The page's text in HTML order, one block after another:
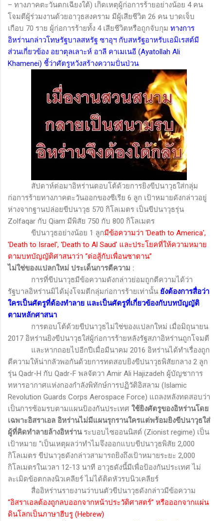
– ทางภาคตะวันตกเฉียงใต้) เกิดเหตุผู้ก่อการร้ายอย่างน้อย 4 คน
โจมตีผู้ร่วมงานด้วยอาวุธสงคราม มีผู้เสียชีวิต 26 คน บาดเจ็บ
เกือบ 70 ราย ผู้ก่อการร้ายทั้ง 4 เสียชีวิตหรือถูกจับกุม ทางการ
อิหร่านกล่าวโทษรัฐบาลสหรัฐ ซาอุฯ กับสหรัฐอาหรับเอมิเรสต์มี
ส่วนเกี่ยวข้อง อยาตุลเลาะห์ อาลี คาเมเนอี (Ayatollah Ali
Khamenei) ชี้ว่าศัตรูหวังสร้างความปั่นป่วน
สัปดาห์ต่อมาอิหร่านตอบโต้ด้วยการยิงขีปนาวุธใส่กลุ่ม
ก่อการร้ายทางภาคตะวันออกของซีเรีย 6 ลูก เป้าหมายดังกล่าวอยู่
ห่างจากฐานปล่อยขีปนาวุธ 570 กิโลเมตร เป็นขีปนาวุธรุ่น
Zolfaqar กับ Qiam มีพิสัย 750 กับ 800 กิโลเมตร
ขีปนาวุธอย่างน้อย 1 ลูกมีข้อความว่า 'Death to America',
'Death to Israel', 'Death to Al Saud' และประโยคที่ให้ความหมาย
ตามบทบัญญัติศาสนาว่า “ต่อสู้กับเพื่อนซาตาน”
ไม่ใช่ของแปลกใหม่ ประเด็นการตีความ :
การที่ขีปนาวุธมีข้อความดังกล่าวย่อมถูกตีความได้ว่า
รัฐบาลอิหร่านมิได้มุ่งโจมตีกลุ่มก่อการร้ายเท่านั้น ยังต้องการสื่อว่า
ใครเป็นศัตรูที่ต้องทำลาย และเป็นศัตรูที่เกี่ยวข้องกับบทบัญญัติ
ตามหลักศาสนา
การตอบโต้ด้วยขีปนาวุธไม่ใช่ของแปลกใหม่ เมื่อมิถุนายน
2017 อิหร่านยิงขีปนาวุธใส่ผู้ก่อการร้ายหลังรัฐสภาอิหร่านถูกโจมตี
และหากถอยไปอีกปีเมื่อมีนาคม 2016 อิหร่านได้ทำเรื่องถูก
ตีความให้น่ากลัวพอกันด้วยการทดสอบยิงขีปนาวุธพิสัยกลาง 2 ลูก
รุ่น Qadr-H กับ Qadr-F พลจัตวา Amir Ali Hajizadeh ผู้บัญชาการ
ทหารอากาศแห่งกองกำลังพิทักษ์การปฏิวัติอิสลาม (Islamic
Revolution Guards Corps Aerospace Force) แถลงหลังทดสอบว่า
เป็นการซ้อมรบตามแผนป้องกันประเทศ ใช้ยิงศัตรูของอิหร่านโดย
เฉพาะอิสราเอล อิหร่านไม่มีแผนรุกรานใครแต่พร้อมยิงขีปนาวุธใส่
ผู้ที่คิดทำลายล้างอิหร่านระบอบไซออนนิสต์ (Zionist regime) เป็น
เป้าหมาย “เป็นเหตุผลว่าทำไมจึงออกแบบขีปนาวุธพิสัย 2,000
กิโลเมตร ขีปนาวุธดังกล่าวสามารถยิงถึงเป้าหมายระยะ 2,000
กิโลเมตรในเวลา 12-13 นาที อาวุธดังนี้มีเพื่อป้องกันประเทศ ไม่
ละเมิดข้อตกลงนิวเคลียร์ ไม่ได้ติดหัวรบนิวเคลียร์
สื่ออิหร่านรายงานว่าบนตัวขีปนาวุธดังกล่าวมีข้อความ
“อิสราเอลต้องถูกลบออกจากหน้าประวัติศาสตร์” หรือออกจากแผ่น
ดินโลกเป็นภาษาฮีบรู (Hebrew)